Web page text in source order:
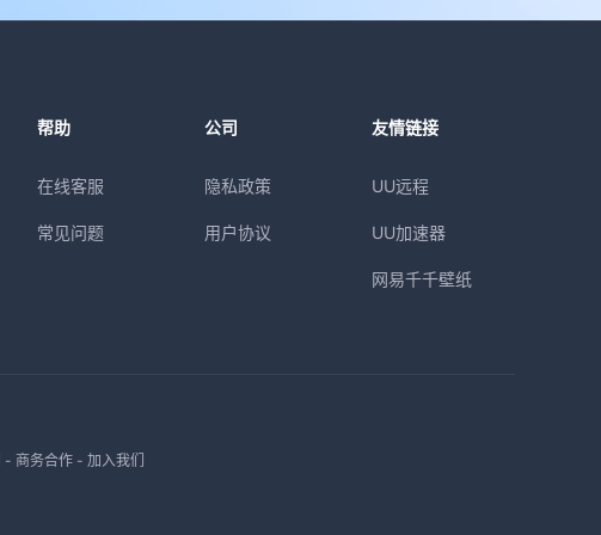
帮助
在线客服
常见问题
公司
隐私政策
用户协议
友情链接
UU远程
UU加速器
网易千千壁纸
- 商务合作- 加入我们